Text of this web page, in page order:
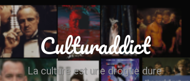
Culturaddict
La culture est une drogue dure